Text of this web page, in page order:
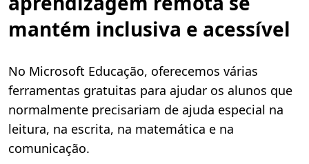
mantém inclusiva e acessível
No Microsoft Educação, oferecemos várias
ferramentas gratuitas para ajudar os alunos que
normalmente precisariam de ajuda especial na
leitura, na escrita, na matemática e na
comunicação.